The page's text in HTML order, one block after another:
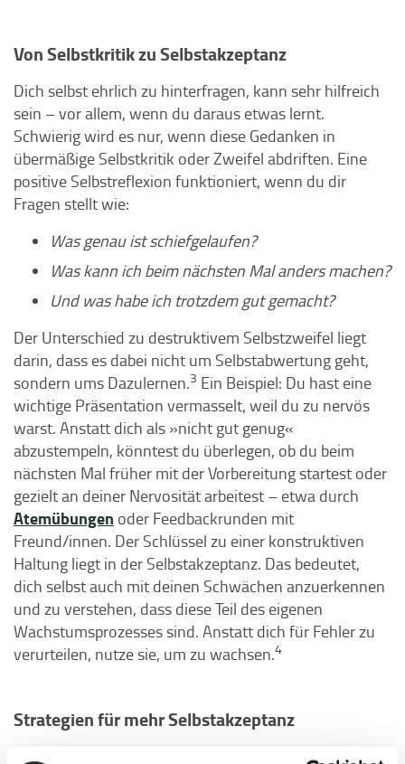
Von Selbstkritik zu Selbstakzeptanz
Dich selbst ehrlich zu hinterfragen, kann sehr hilfreich
sein – vor allem, wenn du daraus etwas lernt.
Schwierig wird es nur, wenn diese Gedanken in
übermäßige Selbstkritik oder Zweifel abdriften. Eine
positive Selbstreflexion funktioniert, wenn du dir
Fragen stellt wie:
Was genau ist schiefgelaufen?
Was kann ich beim nächsten Mal anders machen?
Und was habe ich trotzdem gut gemacht?
Der Unterschied zu destruktivem Selbstzweifel liegt
darin, dass es dabei nicht um Selbstabwertung geht,
sondern ums Dazulernen.3 Ein Beispiel: Du hast eine
wichtige Präsentation vermasselt, weil du zu nervös
warst. Anstatt dich als »nicht gut genug«
abzustempeln, könntest du überlegen, ob du beim
nächsten Mal früher mit der Vorbereitung startest oder
gezielt an deiner Nervosität arbeitest – etwa durch
Atemübungen oder Feedbackrunden mit
Freund/innen. Der Schlüssel zu einer konstruktiven
Haltung liegt in der Selbstakzeptanz. Das bedeutet,
dich selbst auch mit deinen Schwächen anzuerkennen
und zu verstehen, dass diese Teil des eigenen
Wachstumsprozesses sind. Anstatt dich für Fehler zu
verurteilen, nutze sie, um zu wachsen.4
Strategien für mehr Selbstakzeptanz